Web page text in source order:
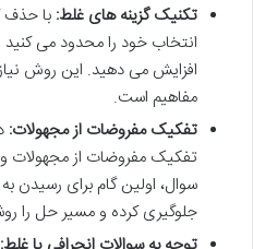
تکنیک گزینه های غلط: باحذف
انتخاب خود را محدود می
افزایش می دهید. این روش
مفاهیم است.
تفکیک مفروضات از مجهولات:
تفکیک مفروضات از مجهولات
سوال، اولین گام برای رسیدن
جلوگیری کرده و مسیر حل را